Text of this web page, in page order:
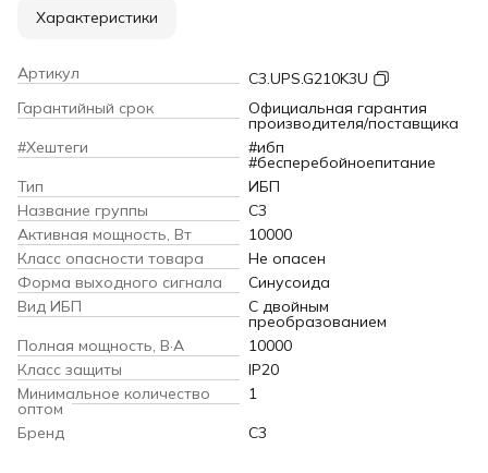
Характеристики
Артикул
C3.UPS.G210K3U
Гарантийный срок
Официальная гарантия
производителя/поставщика
#Хештеги
#ибп
#бесперебойноепитание
Тип
ИБП
Название группы
C3
Активная мощность, Вт
10000
Класс опасности товара
Не опасен
Форма выходного сигнала
Синусоида
Вид ИБП
С двойным
преобразованием
Полная мощность, В·А
10000
Класс защиты
IP20
Минимальное количество
оптом
1
Бренд
C3